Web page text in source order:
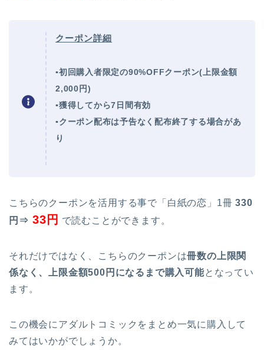
クーポン詳細
▪初回購入者限定の90%OFFクーポン(上限金額
2,000円)
▪獲得してから7日間有効
▪クーポン配布は予告なく配布終了する場合があ
り
こちらのクーポンを活用する事で「白紙の恋」1冊330
円⇒ 33円 で読むことができます。
それだけではなく、こちらのクーポンは冊数の上限関
係なく、上限金額500円になるまで購入可能となってい
ます。
この機会にアダルトコミックをまとめ一気に購入して
みてはいかがでしょうか。